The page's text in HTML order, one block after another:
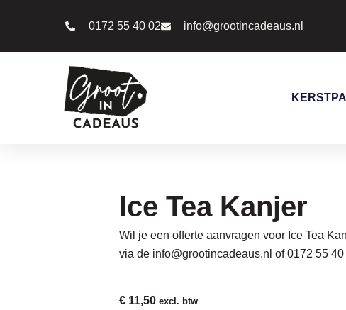
0172 55 40 02 info@grootincadeaus.nl
Ice Tea Kanjer
Wil je een offerte aanvragen voor Ice Tea
via de info@grootincadeaus.nl of0172 55 40
€ 11,50 excl. btw